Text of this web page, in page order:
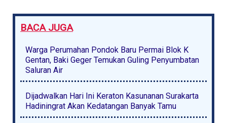
BACA JUGA
Warga Perumahan Pondok Baru Permai Blok K
Gentan, Baki Geger Temukan Guling Penyumbatan
Saluran Air
Dijadwalkan Hari Ini Keraton Kasunanan Surakarta
Hadiningrat Akan Kedatangan Banyak Tamu